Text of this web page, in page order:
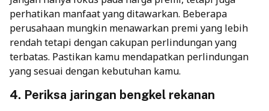
perhatikan manfaat yang ditawarkan. Beberapa
perusahaan mungkin menawarkan premi yang lebih
rendah tetapi dengan cakupan perlindungan yang
terbatas. Pastikan kamu mendapatkan perlindungan
yang sesuai dengan kebutuhan kamu.
4. Periksa jaringan bengkel rekanan